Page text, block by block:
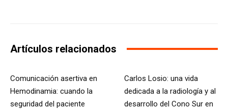
Artículos relacionados
Comunicación asertiva en
Hemodinamia: cuando la
seguridad del paciente
Carlos Losio: una vida
dedicada a la radiología y al
desarrollo del Cono Sur en